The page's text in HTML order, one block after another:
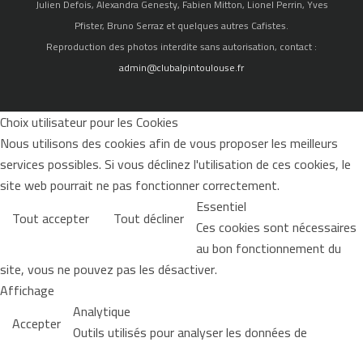
Julien Defois, Alexandra Genesty, Fabien Mitton, Lionel Perrin, Yves
Pfister, Bruno Serraz et quelques autres Cafistes.
Reproduction des photos interdite sans autorisation, contact :
admin@clubalpintoulouse.fr
Choix utilisateur pour les Cookies
Nous utilisons des cookies afin de vous proposer les meilleurs
services possibles. Si vous déclinez l'utilisation de ces cookies, le
site web pourrait ne pas fonctionner correctement.
Tout accepter
Tout décliner Essentiel
Ces cookies sont nécessaires
au bon fonctionnement du
site, vous ne pouvez pas les désactiver.
Affichage
Accepter Analytique
Outils utilisés pour analyser les données de